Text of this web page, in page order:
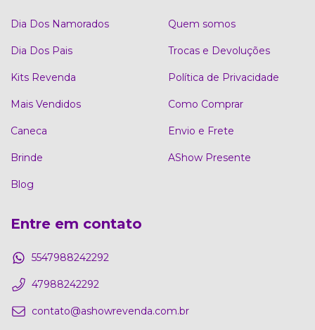
Dia Dos Namorados
Dia Dos Pais
Kits Revenda
Mais Vendidos
Caneca
Brinde
Blog
Quem somos
Trocas e Devoluções
Política de Privacidade
Como Comprar
Envio e Frete
AShow Presente
Entre em contato
5547988242292
47988242292
contato@ashowrevenda.com.br